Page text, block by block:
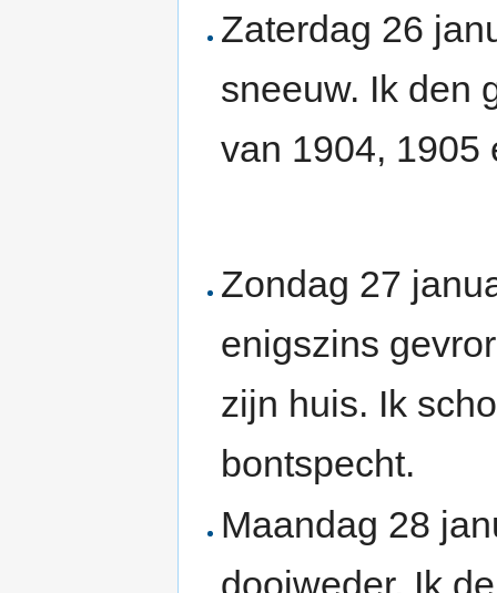
Zaterdag 26
sneeuw. Ik den
van 1904, 1905
Zondag 27
enigszins
zijn huis. Ik
bontspecht.
Maandag 28
dooiweder. Ik